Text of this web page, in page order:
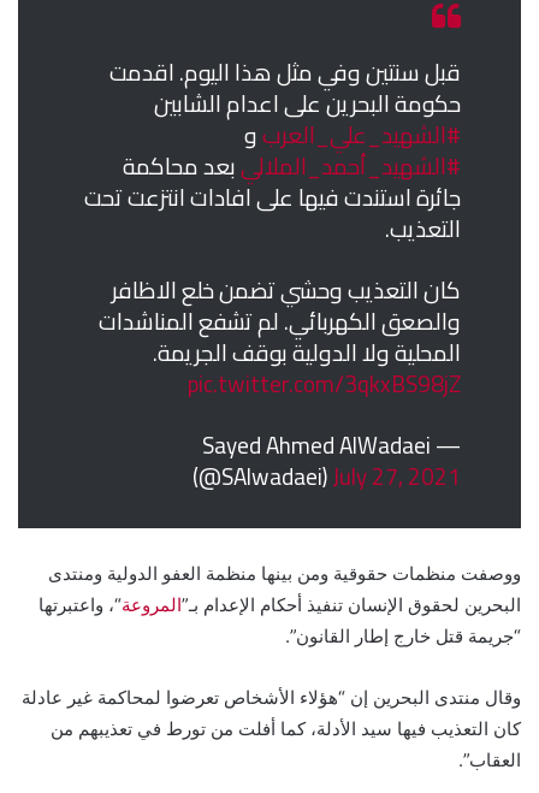
قبل سنتين وفي مثل هذا اليوم. اقدمت
حكومة البحرين على اعدام الشابين
#الشهيد_علي_العربو
#الشهيد_أحمد_الملاليبعد محاكمة
جائرة استندت فيها على افادات انتزعت تحت
التعذيب.
كان التعذيب وحشي تضمن خلع الاظافر
والصعق الكهربائي. لم تشفع المناشدات
المحلية ولا الدولية بوقف الجريمة.
pic.twitter.com/3qkxBS98jZ
— Sayed Ahmed AlWadaei
(@SAlwadaei)July 27, 2021
ووصفت منظمات حقوقية ومن بينها منظمة العفو الدولية ومنتدى
البحرين لحقوق الإنسان تنفيذ أحكام الإعدام بـ”المروعة“، واعتبرتها
“جريمة قتل خارج إطار القانون”.
وقال منتدى البحرين إن “هؤلاء الأشخاص تعرضوا لمحاكمة غير عادلة
كان التعذيب فيها سيد الأدلة، كما أفلت من تورط في تعذيبهم من
العقاب”.